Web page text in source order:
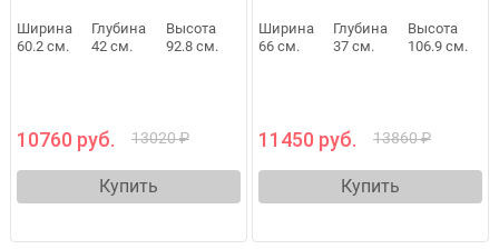
Ширина
60.2 см.
Глубина
42 см.
Высота
92.8 см.
10760 руб. 13020 ₽
Купить
Ширина
66 см.
Глубина
37 см.
Высота
106.9 см.
11450 руб. 13860 ₽
Купить